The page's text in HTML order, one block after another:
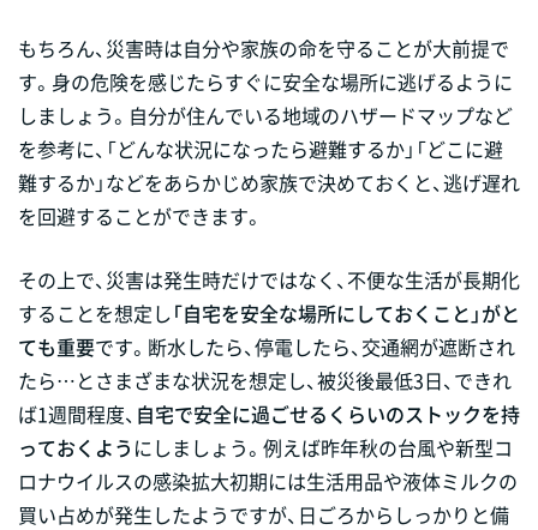
もちろん、災害時は自分や家族の命を守ることが大前提で
す。身の危険を感じたらすぐに安全な場所に逃げるように
しましょう。自分が住んでいる地域のハザードマップなど
を参考に、「どんな状況になったら避難するか」「どこに避
難するか」などをあらかじめ家族で決めておくと、逃げ遅れ
を回避することができます。
その上で、災害は発生時だけではなく、不便な生活が長期化
することを想定し「自宅を安全な場所にしておくこと」がと
ても重要です。断水したら、停電したら、交通網が遮断され
たら…とさまざまな状況を想定し、被災後最低3日、できれ
ば1週間程度、 自宅で安全に過ごせるくらいのストックを持
っておくよう にしましょう。例えば昨年秋の台風や新型コ
ロナウイルスの感染拡大初期には生活用品や液体ミルクの
買い占めが発生したようですが、日ごろからしっかりと備